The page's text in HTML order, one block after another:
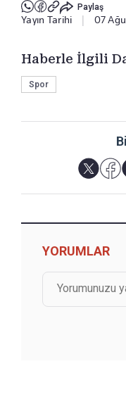
Paylaş
Yayın Tarihi 07
Haberle İlgili
Spor
YORUMLAR